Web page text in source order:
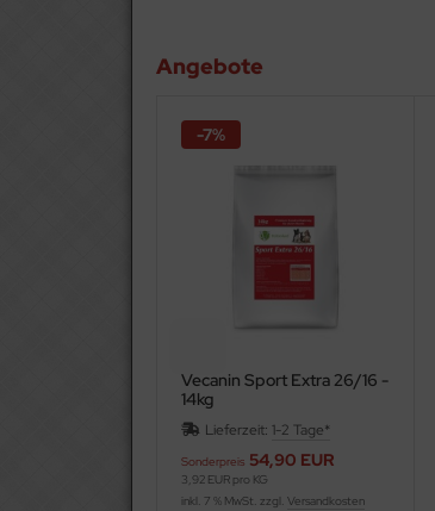
Angebote
Vecanin Sport Extra 26/16 -
14kg
Lieferzeit: 1-2 Tage*
Sonderpreis 54,90 EUR
-7%
3,92 EUR pro KG
inkl. 7 % MwSt. zzgl. Versandkosten